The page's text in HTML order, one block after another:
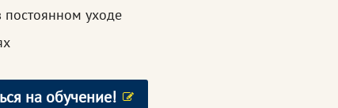
уходе
на обучение!